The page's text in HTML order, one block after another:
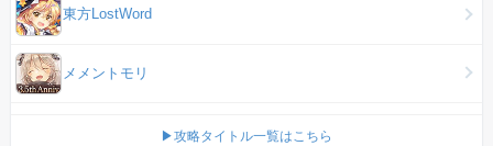
東方LostWord
メメントモリ
▶攻略タイトル一覧はこちら